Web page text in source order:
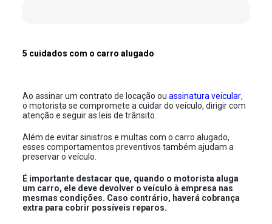
5 cuidados com o carro alugado
Ao assinar um contrato de locação ouassinatura veicular,
o motorista se compromete a cuidar do veículo, dirigir com
atenção e seguir as leis de trânsito.
Além de evitar sinistros e multas com o carro alugado,
esses comportamentos preventivos também ajudam a
preservar o veículo.
É importante destacar que, quando o motorista aluga
um carro, ele deve devolver o veículo à empresa nas
mesmas condições. Caso contrário, haverá cobrança
extra para cobrir possíveis reparos.